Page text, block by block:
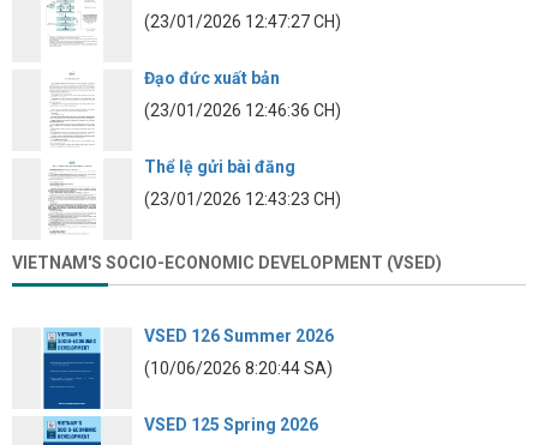
(23/01/2026 12:47:27 CH)
Đạo đức xuất bản
(23/01/2026 12:46:36 CH)
Thể lệ gửi bài đăng
(23/01/2026 12:43:23 CH)
VIETNAM'S SOCIO-ECONOMIC DEVELOPMENT (VSED)
VSED 126 Summer 2026
(10/06/2026 8:20:44 SA)
VSED 125 Spring 2026